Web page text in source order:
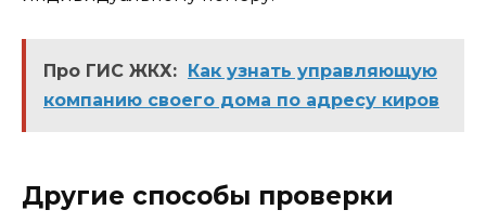
Про ГИС ЖКХ: Как узнать управляющую
компанию своего дома по адресу киров
Другие способы проверки